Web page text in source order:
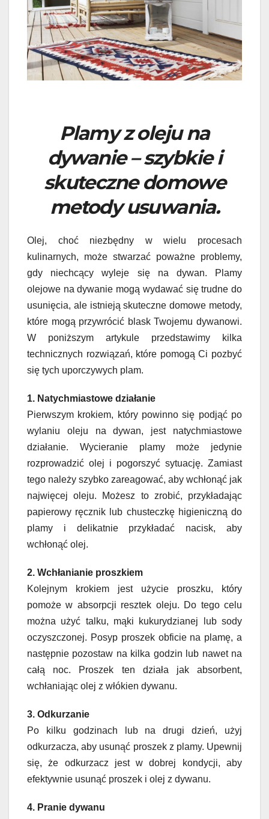
Plamy z oleju na
dywanie – szybkie i
skuteczne domowe
metody usuwania.
Olej, choć niezbędny w wielu procesach
kulinarnych, może stwarzać poważne problemy,
gdy niechcący wyleje się na dywan. Plamy
olejowe na dywanie mogą wydawać się trudne do
usunięcia, ale istnieją skuteczne domowe metody,
które mogą przywrócić blask Twojemu dywanowi.
W poniższym artykule przedstawimy kilka
technicznych rozwiązań, które pomogą Ci pozbyć
się tych uporczywych plam.
1. Natychmiastowe działanie
Pierwszym krokiem, który powinno się podjąć po
wylaniu oleju na dywan, jest natychmiastowe
działanie. Wycieranie plamy może jedynie
rozprowadzić olej i pogorszyć sytuację. Zamiast
tego należy szybko zareagować, aby wchłonąć jak
najwięcej oleju. Możesz to zrobić, przykładając
papierowy ręcznik lub chusteczkę higieniczną do
plamy i delikatnie przykładać nacisk, aby
wchłonąć olej.
2. Wchłanianie proszkiem
Kolejnym krokiem jest użycie proszku, który
pomoże w absorpcji resztek oleju. Do tego celu
można użyć talku, mąki kukurydzianej lub sody
oczyszczonej. Posyp proszek obficie na plamę, a
następnie pozostaw na kilka godzin lub nawet na
całą noc. Proszek ten działa jak absorbent,
wchłaniając olej z włókien dywanu.
3. Odkurzanie
Po kilku godzinach lub na drugi dzień, użyj
odkurzacza, aby usunąć proszek z plamy. Upewnij
się, że odkurzacz jest w dobrej kondycji, aby
efektywnie usunąć proszek i olej z dywanu.
4. Pranie dywanu